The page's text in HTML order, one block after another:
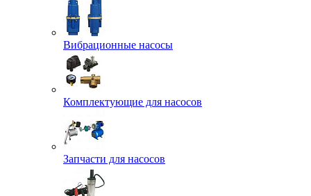
Вибрационные насосы
Комплектующие для насосов
Запчасти для насосов